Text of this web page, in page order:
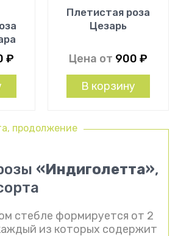
продолжение
«Индиголетта»,
стебле формируется от 2
из которых содержит
₽
Плетистая роза
Цезарь
Цена от 900 ₽
В корзину